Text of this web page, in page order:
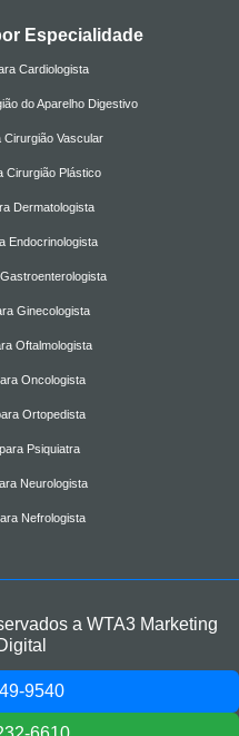
Especialidade
Cardiologista
do Aparelho Digestivo
Cirurgião Vascular
Cirurgião Plástico
Dermatologista
Endocrinologista
Ginecologista
Oftalmologista
Oncologista
Ortopedista
Psiquiatra
Neurologista
Nefrologista
a WTA3 Marketing
(11) 4949-9540
9540